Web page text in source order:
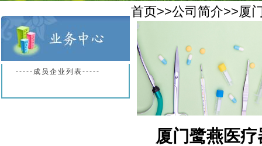
-----成员企业列表-----
首页>>公司简介>>厦
厦门鹭燕医